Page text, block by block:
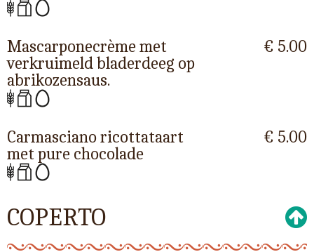
Mascarponecrème met
verkruimeld bladerdeeg op
abrikozensaus.
€ 5.00
Carmasciano ricottataart
met pure chocolade
€ 5.00
COPERTO